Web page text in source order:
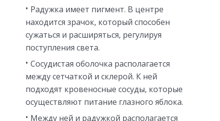
Радужка имеет пигмент. В центре
находится зрачок, который способен
сужаться и расширяться, регулируя
поступления света.
Сосудистая оболочка располагается
между сетчаткой и склерой. К ней
подходят кровеносные сосуды, которые
осуществляют питание глазного яблока.
Между ней и радужкой располагается